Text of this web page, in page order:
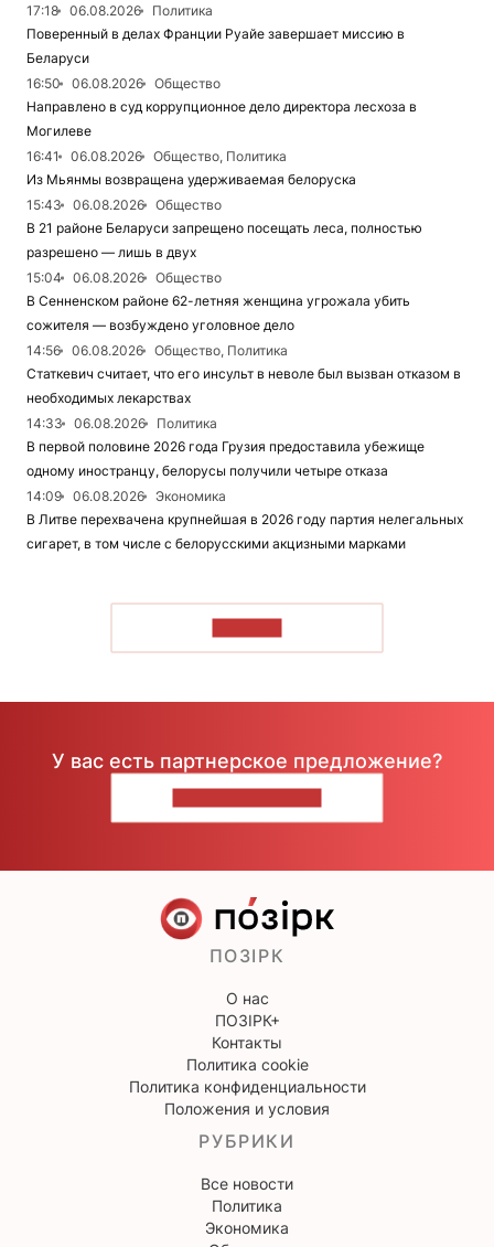
17:18
06.08.2026
Политика
Поверенный в делах Франции Руайе завершает миссию в
Беларуси
16:50
06.08.2026
Общество
Направлено в суд коррупционное дело директора лесхоза в
Могилеве
16:41
06.08.2026
Общество, Политика
Из Мьянмы возвращена удерживаемая белоруска
15:43
06.08.2026
Общество
В 21 районе Беларуси запрещено посещать леса, полностью
разрешено — лишь в двух
15:04
06.08.2026
Общество
В Сенненском районе 62-летняя женщина угрожала убить
сожителя — возбуждено уголовное дело
14:56
06.08.2026
Общество, Политика
Статкевич считает, что его инсульт в неволе был вызван отказом в
необходимых лекарствах
14:33
06.08.2026
Политика
В первой половине 2026 года Грузия предоставила убежище
одному иностранцу, белорусы получили четыре отказа
14:09
06.08.2026
Экономика
В Литве перехвачена крупнейшая в 2026 году партия нелегальных
сигарет, в том числе с белорусскими акцизными марками
У вас есть партнерское предложение?
ПОЗІРК
О нас
ПОЗІРК+
Контакты
Политика cookie
Политика конфиденциальности
Положения и условия
РУБРИКИ
Все новости
Политика
Экономика